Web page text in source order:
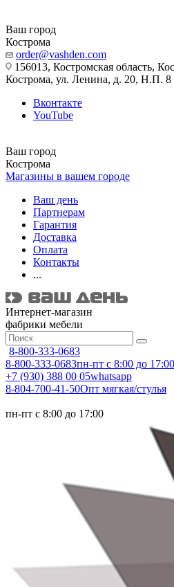
Ваш город
Кострома
order@vashden.com
156013, Костромская область,
Кострома, ул. Ленина, д. 20, Н.П. 8
Вконтакте
YouTube
Ваш город
Кострома
Магазины в вашем городе
Ваш день
Партнерам
Гарантия
Доставка
Оплата
Контакты
...
Интернет-магазин
фабрики мебели
8-800-333-0683
8-800-333-0683пн-пт с 8:00 до 17:00
+7 (930) 388 00 05whatsapp
8-804-700-41-50Опт мягкая/стулья
пн-пт с 8:00 до 17:00